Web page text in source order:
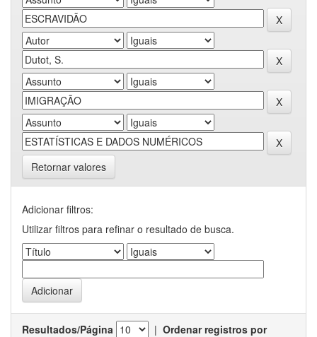
Retornar valores
Adicionar filtros:
Utilizar filtros para refinar o resultado de busca.
Resultados/Página | Ordenar registros por